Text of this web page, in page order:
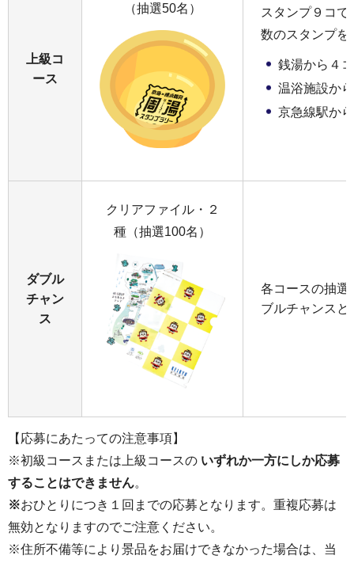
上級コ
ース
（抽選50名）
スタンプ９コ
数のスタンプを
銭湯から４コ
温浴施設か
京急線駅か
ダブル
チャン
ス
クリアファイル・２
種（抽選100名）
各コースの抽選
ブルチャンスと
【応募にあたっての注意事項】
※初級コースまたは上級コースの いずれか一方にしか応募
することはできません。
※おひとりにつき１回までの応募となります。重複応募は
無効となりますのでご注意ください。
※住所不備等により景品をお届けできなかった場合は、当